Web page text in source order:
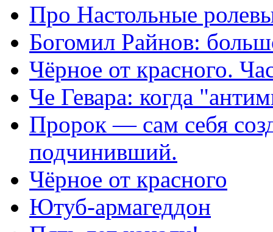
Про Настольные
Богомил Райнов:
Чёрное от красного.
Че Гевара: когда
Пророк — сам себя
подчинивший.
Чёрное от красного
Ютуб-армагеддон